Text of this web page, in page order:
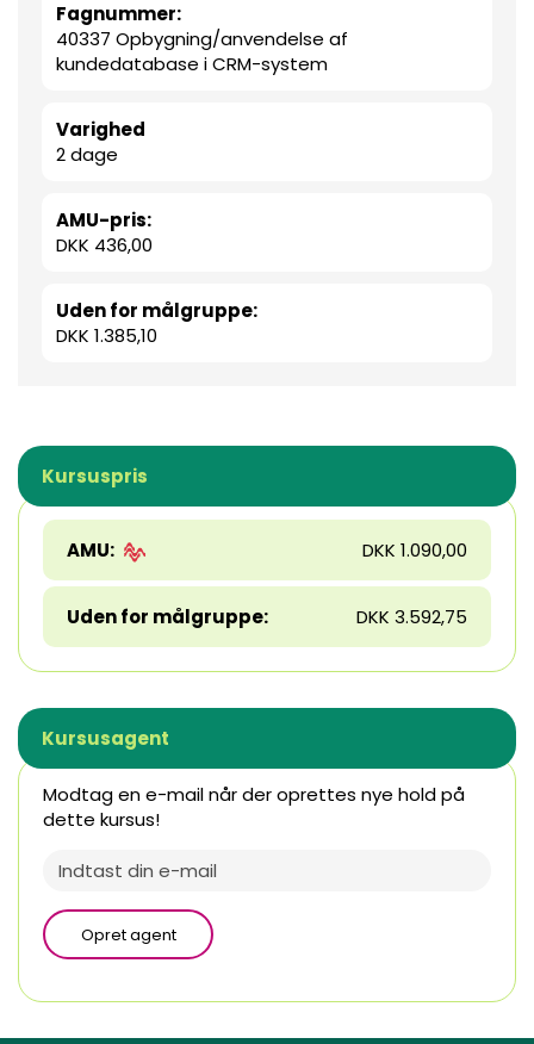
Fagnummer:
40337 Opbygning/anvendelse af
kundedatabase i CRM-system
Varighed
2 dage
AMU-pris:
DKK 436,00
Uden for målgruppe:
DKK 1.385,10
Kursuspris
AMU: DKK 1.090,00
Uden for målgruppe: DKK 3.592,75
Kursusagent
Modtag en e-mail når der oprettes nye hold på
dette kursus!
Opret agent